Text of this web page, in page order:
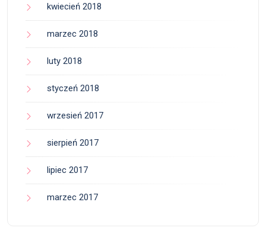
kwiecień 2018
marzec 2018
luty 2018
styczeń 2018
wrzesień 2017
sierpień 2017
lipiec 2017
marzec 2017